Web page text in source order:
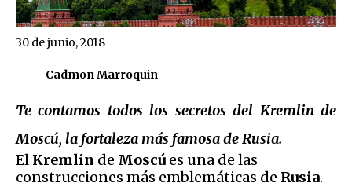
Cadmon Marroquin
30 de junio, 2018
Te contamos todos los secretos del Kremlin de
Moscú, la fortaleza más famosa de Rusia.
El Kremlin de Moscú es una de las
construcciones más emblemáticas de Rusia.